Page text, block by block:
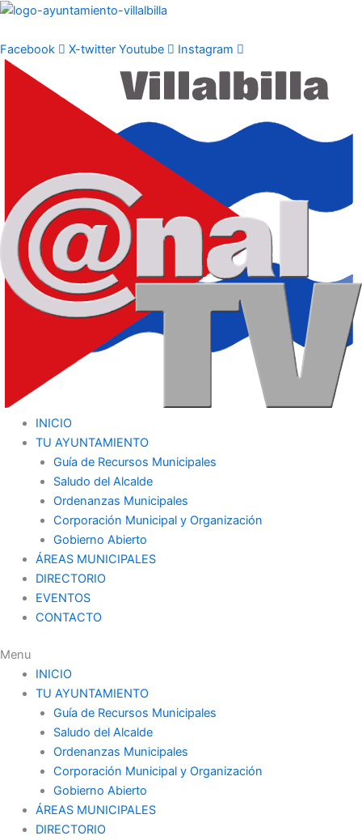
Ir
contenido
Facebook X-twitter Youtube Instagram
INICIO
TU AYUNTAMIENTO
Guía de Recursos Municipales
Saludo del Alcalde
Ordenanzas Municipales
Corporación Municipal y Organización
Gobierno Abierto
ÁREAS MUNICIPALES
DIRECTORIO
EVENTOS
CONTACTO
Menu
INICIO
TU AYUNTAMIENTO
Guía de Recursos Municipales
Saludo del Alcalde
Ordenanzas Municipales
Corporación Municipal y Organización
Gobierno Abierto
ÁREAS MUNICIPALES
DIRECTORIO